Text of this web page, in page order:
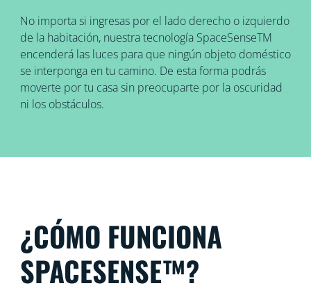
No importa si ingresas por el lado derecho o izquierdo
de la habitación, nuestra tecnología SpaceSenseTM
encenderá las luces para que ningún objeto doméstico
se interponga en tu camino. De esta forma podrás
moverte por tu casa sin preocuparte por la oscuridad
ni los obstáculos.
¿CÓMO FUNCIONA
SPACESENSE™?